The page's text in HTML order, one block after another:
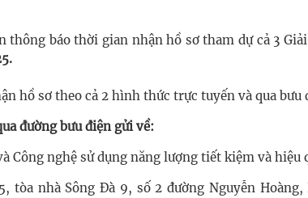
thông báo thời gian nhận hồ sơ tham dự cả 3
hồ sơ theo cả 2 hình thức trực tuyến và qua bưu
đường bưu điện gửi về:
Công nghệ sử dụng năng lượng tiết kiệm và hiệu
tòa nhà Sông Đà 9, số 2 đường Nguyễn